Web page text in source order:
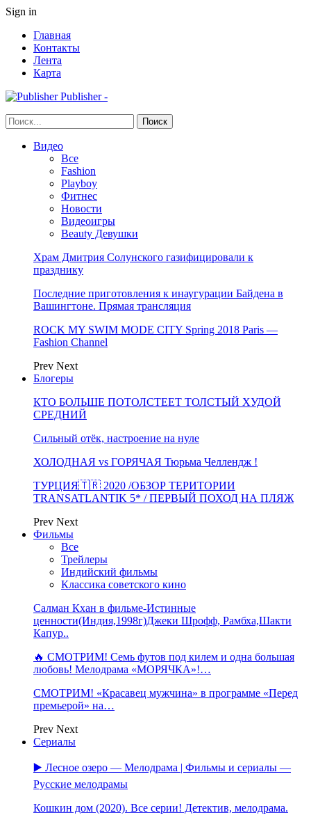
Sign in
Главная
Контакты
Лента
Карта
Publisher -
Видео
Все
Fashion
Playboy
Фитнес
Новости
Видеоигры
Beauty Девушки
Храм Дмитрия Солунского газифицировали к
празднику
Последние приготовления к инаугурации Байдена в
Вашингтоне. Прямая трансляция
ROCK MY SWIM MODE CITY Spring 2018 Paris —
Fashion Channel
Prev Next
Блогеры
КТО БОЛЬШЕ ПОТОЛСТЕЕТ ТОЛСТЫЙ ХУДОЙ
СРЕДНИЙ
Сильный отёк, настроение на нуле
ХОЛОДНАЯ vs ГОРЯЧАЯ Тюрьма Челлендж !
ТУРЦИЯ🇹🇷 2020 /ОБЗОР ТЕРИТОРИИ
TRANSATLANTIK 5* / ПЕРВЫЙ ПОХОД НА ПЛЯЖ
Prev Next
Фильмы
Все
Трейлеры
Индийский фильмы
Классика советского кино
Салман Кхан в фильме-Истинные
ценности(Индия,1998г)Джеки Шрофф, Рамбха,Шакти
Капур..
🔥 СМОТРИМ! Семь футов под килем и одна большая
любовь! Мелодрама «МОРЯЧКА»!…
СМОТРИМ! «Красавец мужчина» в программе «Перед
премьерой» на…
Prev Next
Сериалы
▶️ Лесное озеро — Мелодрама | Фильмы и сериалы —
Русские мелодрамы
Кошкин дом (2020). Все серии! Детектив, мелодрама.